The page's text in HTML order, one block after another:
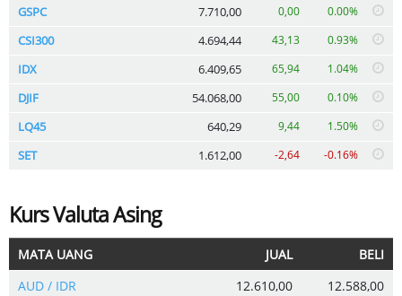
GSPC 7.710,00 0,00 0.00%
CSI300 4.694,44 43,13 0.93%
IDX 6.409,65 65,94 1.04%
DJIF 54.068,00 55,00 0.10%
LQ45 640,29 9,44 1.50%
SET 1.612,00 -2,64 -0.16%
Kurs Valuta Asing
MATA UANG JUAL
BELI
AUD / IDR
12.610,00
12.588,00